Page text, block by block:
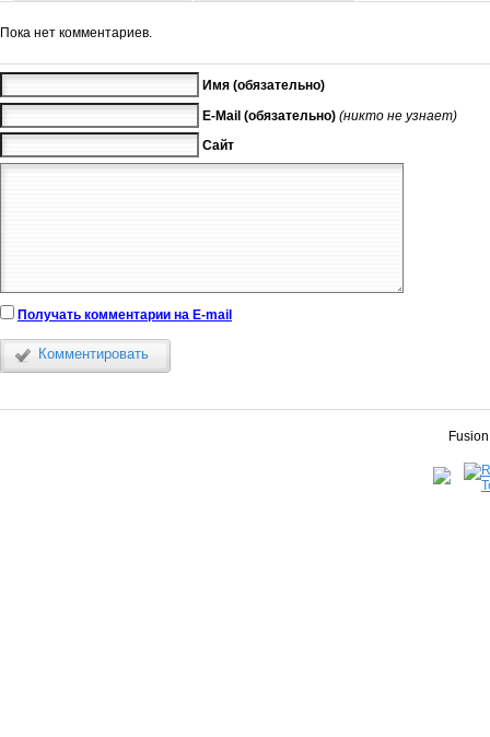
Пока нет комментариев.
Имя (обязательно)
E-Mail (обязательно) (никто не узнает)
Сайт
Получать комментарии на E-mail
Комментировать